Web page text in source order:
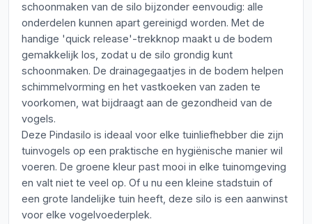
schoonmaken van de silo bijzonder eenvoudig: alle
onderdelen kunnen apart gereinigd worden. Met de
handige 'quick release'-trekknop maakt u de bodem
gemakkelijk los, zodat u de silo grondig kunt
schoonmaken. De drainagegaatjes in de bodem helpen
schimmelvorming en het vastkoeken van zaden te
voorkomen, wat bijdraagt aan de gezondheid van de
vogels.
Deze Pindasilo is ideaal voor elke tuinliefhebber die zijn
tuinvogels op een praktische en hygiënische manier wil
voeren. De groene kleur past mooi in elke tuinomgeving
en valt niet te veel op. Of u nu een kleine stadstuin of
een grote landelijke tuin heeft, deze silo is een aanwinst
voor elke vogelvoederplek.